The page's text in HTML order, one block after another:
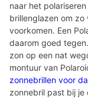
naar het
brillenglazen om
voorkomen. Een
daarom goed
zon op een nat
montuur van
zonnebrillen voor
zonnebril past bij